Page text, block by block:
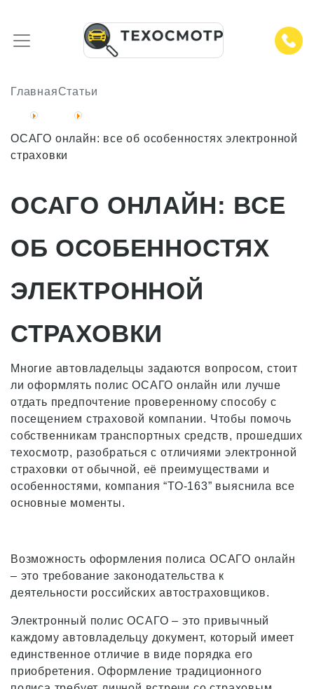
ГлавнаяСтатьи
ОСАГО онлайн: все об особенностях электронной
страховки
ОСАГО ОНЛАЙН: ВСЕ
ОБ ОСОБЕННОСТЯХ
ЭЛЕКТРОННОЙ
СТРАХОВКИ
Многие автовладельцы задаются вопросом, стоит
ли оформлять полис ОСАГО онлайн или лучше
отдать предпочтение проверенному способу с
посещением страховой компании. Чтобы помочь
собственникам транспортных средств, прошедших
техосмотр, разобраться с отличиями электронной
страховки от обычной, её преимуществами и
особенностями, компания “ТО-163” выяснила все
основные моменты.
Возможность оформления полиса ОСАГО онлайн
– это требование законодательства к
деятельности российских автостраховщиков.
Электронный полис ОСАГО – это привычный
каждому автовладельцу документ, который имеет
единственное отличие в виде порядка его
приобретения. Оформление традиционного